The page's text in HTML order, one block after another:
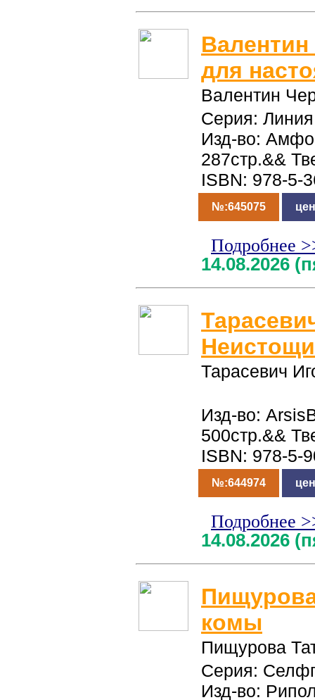
для
Валентин
Серия:
Изд-во:
287стр.&&
ISBN: 978-5-
№:645075
Подробнее
14.08.2026
Тарасевич
Изд-во:
500стр.&&
ISBN: 978-5-
№:644974
Подробнее
14.08.2026
комы
Пищурова
Серия:
Изд-во: